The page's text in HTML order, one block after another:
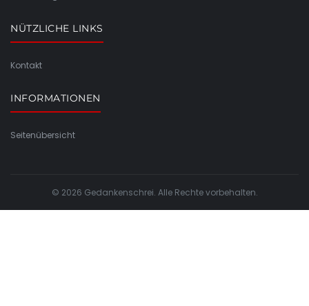
NÜTZLICHE LINKS
Kontakt
INFORMATIONEN
Seitenübersicht
© 2026 Gedankenschrei. Alle Rechte vorbehalten.